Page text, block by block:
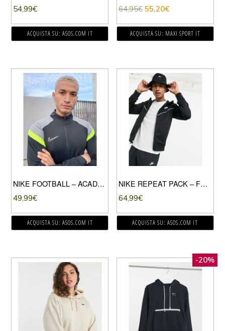
54,99€
ACQUISTA SU: ASOS.COM IT
64,95€ 55,20€
ACQUISTA SU: MAXI SPORT IT
NIKE FOOTBALL – ACADEMY – GIACCA SPORTIVA NERA-NERO
49,99€
ACQUISTA SU: ASOS.COM IT
NIKE REPEAT PACK – FELPA IN MAGLIA DI POLIESTERE CON CAPPUCCIO E FETTUCCIA CON LOGO NERA-NERO
64,99€
ACQUISTA SU: ASOS.COM IT
-20%